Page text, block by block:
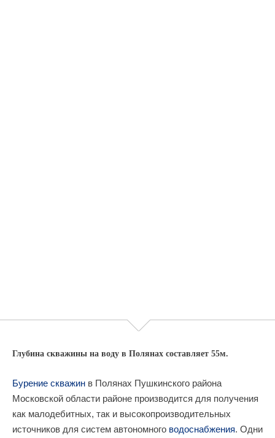
Глубина скважины на воду в Полянах составляет 55м.
Бурение скважин в Полянах Пушкинского района
Московской области районе производится для получения
как малодебитных, так и высокопроизводительных
источников для систем автономного водоснабжения. Одни